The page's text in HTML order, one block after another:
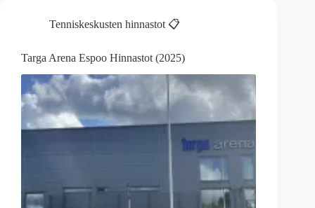
Tenniskeskusten hinnastot 📋
Targa Arena Espoo Hinnastot (2025)